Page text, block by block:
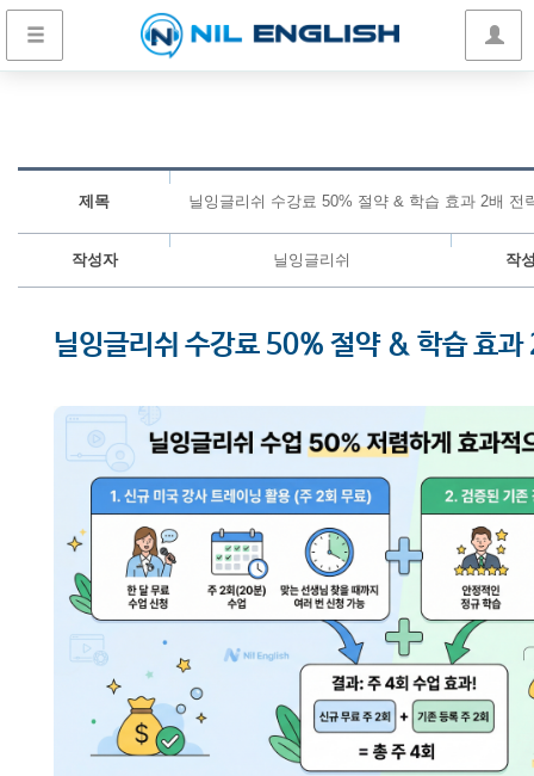
제목 닐잉글리쉬 수강료 50% 절약 & 학습 효과 2배 전
작성자 닐잉글리쉬 작
닐잉글리쉬 수강료 50% 절약 & 학습 효과